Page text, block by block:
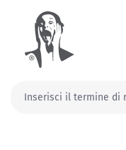
principale